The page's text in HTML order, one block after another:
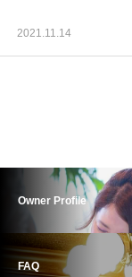
2021.11.14
Owner Profile
FAQ